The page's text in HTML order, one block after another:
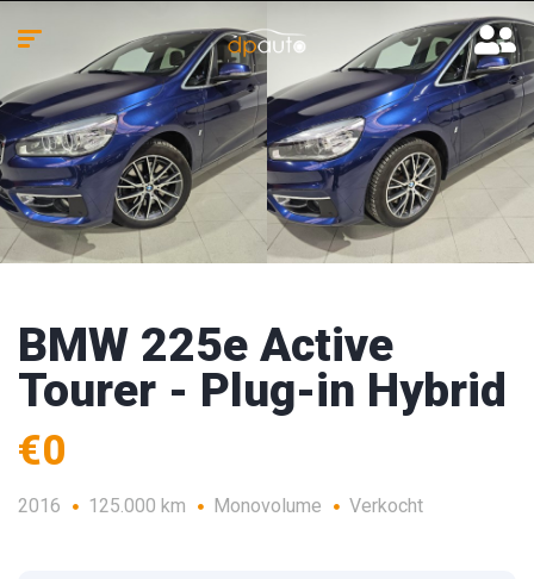
BMW 225e Active
Tourer - Plug-in Hybrid
€0
2016 125.000 km Monovolume Verkocht